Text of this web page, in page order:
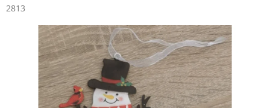
2813